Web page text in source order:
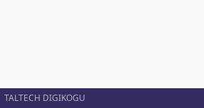
TALTECH DIGIKOGU